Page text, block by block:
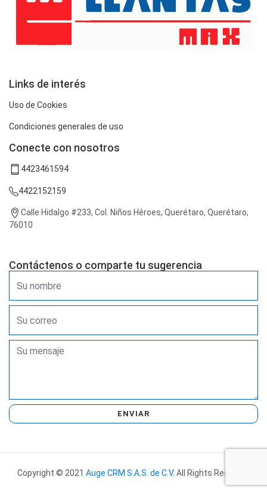
Links de interés
Uso de Cookies
Condiciones generales de uso
Conecte con nosotros
4423461594
4422152159
Calle Hidalgo #233, Col. Niños Héroes, Querétaro, Querétaro,
76010
Contáctenos o comparte tu sugerencia
ENVIAR
Copyright © 2021 Auge CRM S.A.S. de C.V. All Rights Reserved